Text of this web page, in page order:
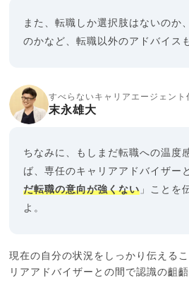
また、転職しか選択肢はないのか
のかなど、転職以外のアドバイス
すべらないキャリアエージェント
末永雄大
ちなみに、もしまだ転職への温度
ば、専任のキャリアアドバイザー
だ転職の意向が強くない 」ことを
よ。
現在の自分の状況をしっかり伝える
リアアドバイザーとの間で認識の齟